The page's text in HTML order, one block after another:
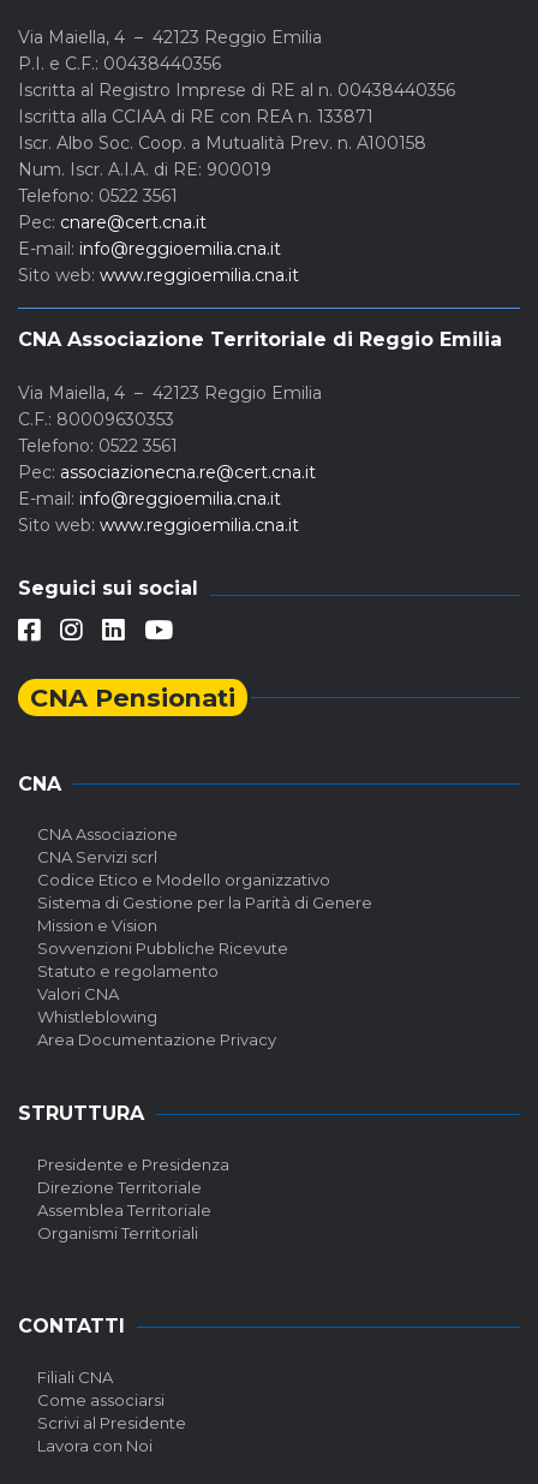
Via Maiella, 4 – 42123 Reggio Emilia
P.I. e C.F.: 00438440356
Iscritta al Registro Imprese di RE al n. 00438440356
Iscritta alla CCIAA di RE con REA n. 133871
Iscr. Albo Soc. Coop. a Mutualità Prev. n. A100158
Num. Iscr. A.I.A. di RE: 900019
Telefono: 0522 3561
Pec: cnare@cert.cna.it
E-mail: info@reggioemilia.cna.it
Sito web: www.reggioemilia.cna.it
CNA Associazione Territoriale di Reggio Emilia
Via Maiella, 4 – 42123 Reggio Emilia
C.F.: 80009630353
Telefono: 0522 3561
Pec: associazionecna.re@cert.cna.it
E-mail: info@reggioemilia.cna.it
Sito web: www.reggioemilia.cna.it
Seguici sui social
CNA Pensionati
CNA
CNA Associazione
CNA Servizi scrl
Codice Etico e Modello organizzativo
Sistema di Gestione per la Parità di Genere
Mission e Vision
Sovvenzioni Pubbliche Ricevute
Statuto e regolamento
Valori CNA
Whistleblowing
Area Documentazione Privacy
STRUTTURA
Presidente e Presidenza
Direzione Territoriale
Assemblea Territoriale
Organismi Territoriali
CONTATTI
Filiali CNA
Come associarsi
Scrivi al Presidente
Lavora con Noi